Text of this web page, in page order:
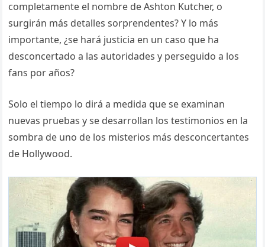
completamente el nombre de Ashton Kutcher, o
surgirán más detalles sorprendentes? Y lo más
importante, ¿se hará justicia en un caso que ha
desconcertado a las autoridades y perseguido a los
fans por años?
Solo el tiempo lo dirá a medida que se examinan
nuevas pruebas y se desarrollan los testimonios en la
sombra de uno de los misterios más desconcertantes
de Hollywood.